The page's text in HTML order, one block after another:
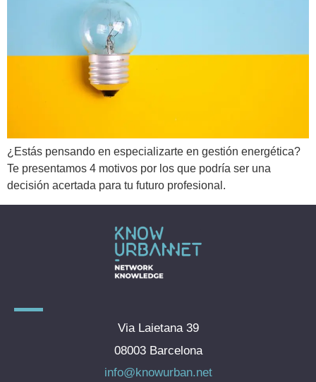
¿Estás pensando en especializarte en gestión energética?
Te presentamos 4 motivos por los que podría ser una
decisión acertada para tu futuro profesional.
Via Laietana 39
08003 Barcelona
info@knowurban.net